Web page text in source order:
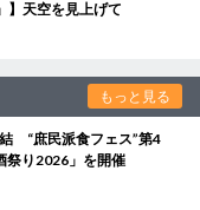
】天空を見上げて
もっと見る
“庶民派食フェス”第4
祭り2026」を開催